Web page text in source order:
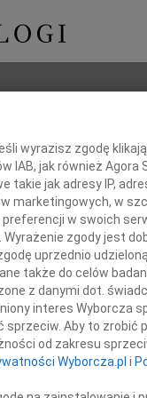
roku
wyrazisz zgodę
IAB, jak również Agora
takie jak adresy IP,
marketingowych, w
w swoich
zgody jest
uprzednio
także do celów
z danymi dot.
interes Wyborcza
Aby to zrobić
od zakresu
Wyborcza.pl i